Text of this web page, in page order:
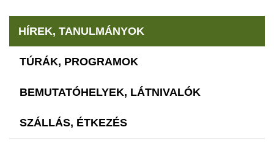
HÍREK, TANULMÁNYOK
TÚRÁK, PROGRAMOK
BEMUTATÓHELYEK, LÁTNIVALÓK
SZÁLLÁS, ÉTKEZÉS